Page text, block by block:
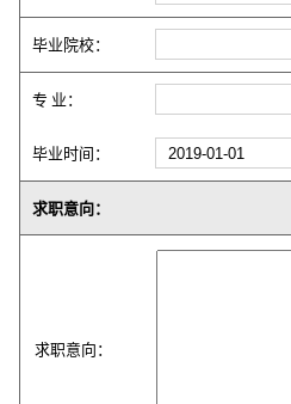
毕业院校：
专 业：
毕业时间：
求职意向：
求职意向：